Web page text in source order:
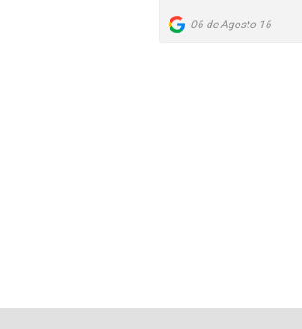
06 de Agosto 16